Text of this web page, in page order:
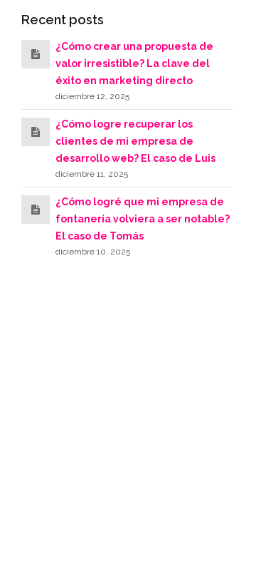
Recent posts
¿Cómo crear una propuesta de
valor irresistible? La clave del
éxito en marketing directo
diciembre 12, 2025
¿Cómo logre recuperar los
clientes de mi empresa de
desarrollo web? El caso de Luis
diciembre 11, 2025
¿Cómo logré que mi empresa de
fontanería volviera a ser notable?
El caso de Tomás
diciembre 10, 2025